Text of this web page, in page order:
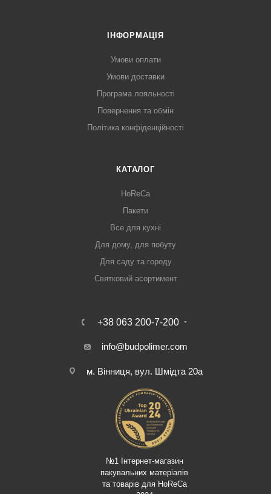
ІНФОРМАЦІЯ
Умови оплати
Умови доставки
Програма лояльності
Повернення та обмін
Політика конфіденційності
КАТАЛОГ
HoReCa
Пакети
Все для кухні
Для дому, для побуту
Для саду та городу
Святковий асортимент
+38 063 200-7-200
info@budpolimer.com
м. Вінниця, вул. Шмідта 20а
№1 Інтернет-магазин
пакувальних матеріалів
та товарів для HoReCa